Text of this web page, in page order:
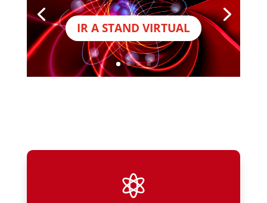
IR A STAND VIRTUAL
